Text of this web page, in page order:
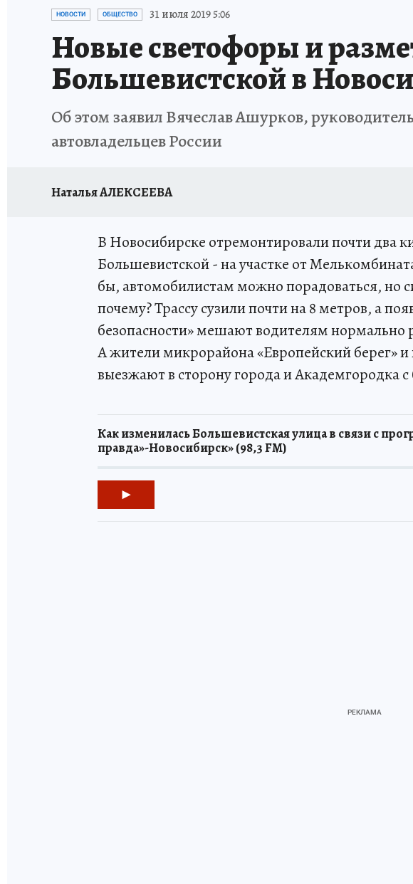
ОТДЫХ В РОССИИ ЗАПОВЕДНАЯ РОССИЯ
НОВОСТИ ОБЩЕСТВО 31 июля 2019 5:06
Новые светофоры и
Большевистской в
Об этом заявил Вячеслав Ашурков,
автовладельцев России
Наталья АЛЕКСЕЕВА
В Новосибирске отремонтировали почти два
Большевистской - на участке от
бы, автомобилистам можно порадоваться, но
почему? Трассу сузили почти на 8 метров, а
безопасности» мешают водителям нормально
А жители микрорайона «Европейский берег» и
выезжают в сторону города и Академгородка
Как изменилась Большевистская улица в связи с
правда»-Новосибирск» (98,3 FM)